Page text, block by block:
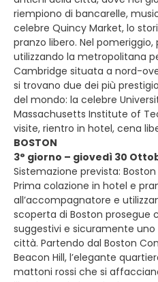
riempiono di bancarelle,
celebre Quincy Market, lo
pranzo libero. Nel
utilizzando la metropolitana
Cambridge situata a nord-
si trovano due dei più
del mondo: la celebre
Massachusetts Institute of
visite, rientro in hotel, cena
BOSTON
3° giorno – giovedì 30
Sistemazione prevista:
Prima colazione in hotel e
all’accompagnatore e
scoperta di Boston prosegue
suggestivi e sicuramente
città. Partendo dal Boston
Beacon Hill, l’elegante
mattoni rossi che si